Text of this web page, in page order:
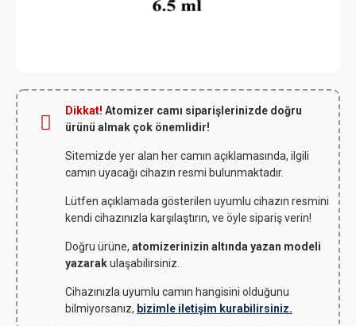
Dikkat! Atomizer camı siparişlerinizde doğru
ürünü almak çok önemlidir!
Sitemizde yer alan her camın açıklamasında, ilgili
camın uyacağı cihazın resmi bulunmaktadır.
Lütfen açıklamada gösterilen uyumlu cihazın resmini
kendi cihazınızla karşılaştırın, ve öyle sipariş verin!
Doğru ürüne, atomizerinizin altında yazan modeli
yazarakulaşabilirsiniz.
Cihazınızla uyumlu camın hangisini olduğunu
bilmiyorsanız, bizimle iletişim kurabilirsiniz.